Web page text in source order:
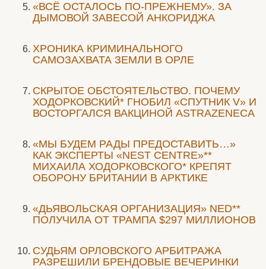
«ВСЁ ОСТАЛОСЬ ПО-ПРЕЖНЕМУ». ЗА
ДЫМОВОЙ ЗАВЕСОЙ АНКОРИДЖА
ХРОНИКА КРИМИНАЛЬНОГО
САМОЗАХВАТА ЗЕМЛИ В ОРЛЕ
СКРЫТОЕ ОБСТОЯТЕЛЬСТВО. ПОЧЕМУ
ХОДОРКОВСКИЙ* ГНОБИЛ «СПУТНИК V» И
ВОСТОРГАЛСЯ ВАКЦИНОЙ ASTRAZENECA
«МЫ БУДЕМ РАДЫ ПРЕДОСТАВИТЬ…»
КАК ЭКСПЕРТЫ «NEST CENTRE»**
МИХАИЛА ХОДОРКОВСКОГО* КРЕПЯТ
ОБОРОНУ БРИТАНИИ В АРКТИКЕ
«ДЬЯВОЛЬСКАЯ ОРГАНИЗАЦИЯ» NED**
ПОЛУЧИЛА ОТ ТРАМПА $297 МИЛЛИОНОВ
CУДЬЯМ ОРЛОВСКОГО АРБИТРАЖА
РАЗРЕШИЛИ БРЕНДОВЫЕ ВЕЧЕРИНКИ